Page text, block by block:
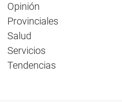
Opinión
Provinciales
Salud
Servicios
Tendencias